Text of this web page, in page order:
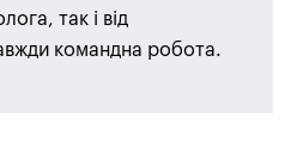
так і від
командна робота.